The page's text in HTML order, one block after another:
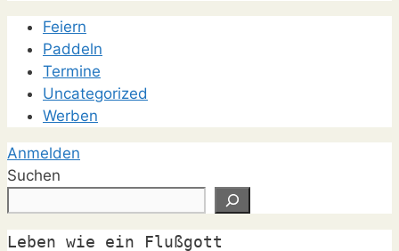
Feiern
Paddeln
Termine
Uncategorized
Werben
Anmelden
Suchen
Leben wie ein Flußgott